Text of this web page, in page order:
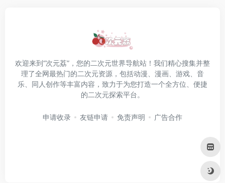
欢迎来到“次元荔”，您的二次元世界导航站！我们精心搜集并整
理了全网最热门的二次元资源，包括动漫、漫画、游戏、音
乐、同人创作等丰富内容，致力于为您打造一个全方位、便捷
的二次元探索平台。
申请收录 友链申请 免责声明 广告合作